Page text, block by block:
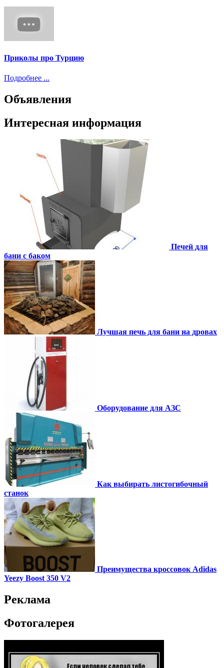
Приколы про Турцию
Подробнее ...
Объявления
Интересная информация
Печей для
бани с баком
Лучшая печь для бани на дровах
Оборудование для АЗС
Как выбирать листогибочный
станок
Преимущества кроссовок Adidas
Yeezy Boost 350 V2
Реклама
Фотогалерея